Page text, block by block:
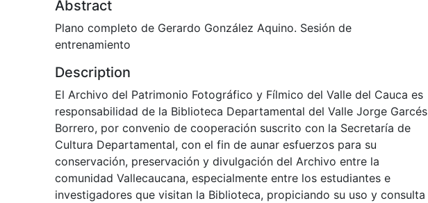
Abstract
Plano completo de Gerardo González Aquino. Sesión de
entrenamiento
Description
El Archivo del Patrimonio Fotográfico y Fílmico del Valle del Cauca es
responsabilidad de la Biblioteca Departamental del Valle Jorge Garcés
Borrero, por convenio de cooperación suscrito con la Secretaría de
Cultura Departamental, con el fin de aunar esfuerzos para su
conservación, preservación y divulgación del Archivo entre la
comunidad Vallecaucana, especialmente entre los estudiantes e
investigadores que visitan la Biblioteca, propiciando su uso y consulta